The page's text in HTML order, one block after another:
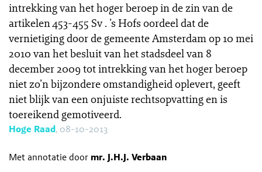
intrekking van het hoger beroep in de zin van de
artikelen 453-455 Sv . ’s Hofs oordeel dat de
vernietiging door de gemeente Amsterdam op 10 mei
2010 van het besluit van het stadsdeel van 8
december 2009 tot intrekking van het hoger beroep
niet zo’n bijzondere omstandigheid oplevert, geeft
niet blijk van een onjuiste rechtsopvatting en is
toereikend gemotiveerd.
Hoge Raad, 08-10-2013
Met annotatie door mr. J.H.J. Verbaan